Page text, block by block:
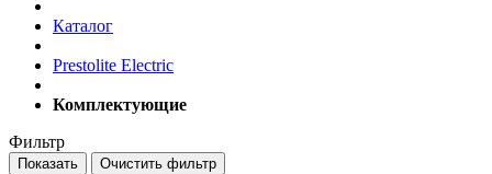
Каталог
Prestolite Electric
Комплектующие
Фильтр